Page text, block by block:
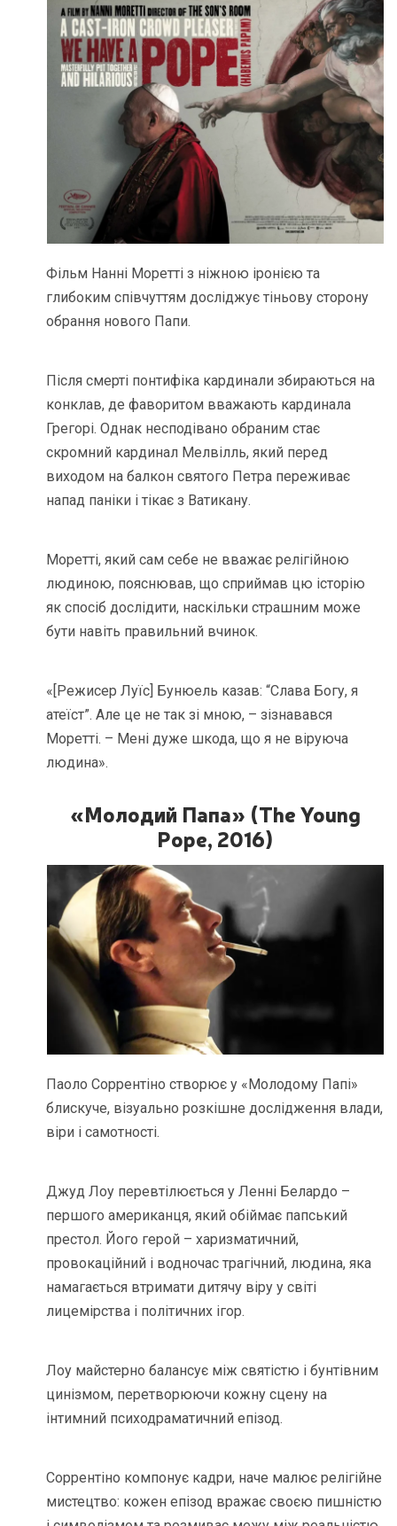
Фільм Нанні Моретті з ніжною іронією та
глибоким співчуттям досліджує тіньову сторону
обрання нового Папи.
Після смерті понтифіка кардинали збираються на
конклав, де фаворитом вважають кардинала
Грегорі. Однак несподівано обраним стає
скромний кардинал Мелвілль, який перед
виходом на балкон святого Петра переживає
напад паніки і тікає з Ватикану.
Моретті, який сам себе не вважає релігійною
людиною, пояснював, що сприймав цю історію
як спосіб дослідити, наскільки страшним може
бути навіть правильний вчинок.
«[Режисер Луїс] Бунюель казав: “Слава Богу, я
атеїст”. Але це не так зі мною, – зізнавався
Моретті. – Мені дуже шкода, що я не віруюча
людина».
«Молодий Папа» (The Young
Pope, 2016)
Паоло Соррентіно створює у «Молодому Папі»
блискуче, візуально розкішне дослідження влади,
віри і самотності.
Джуд Лоу перевтілюється у Ленні Белардо –
першого американця, який обіймає папський
престол. Його герой – харизматичний,
провокаційний і водночас трагічний, людина, яка
намагається втримати дитячу віру у світі
лицемірства і політичних ігор.
Лоу майстерно балансує між святістю і бунтівним
цинізмом, перетворюючи кожну сцену на
інтимний психодраматичний епізод.
Соррентіно компонує кадри, наче малює релігійне
мистецтво: кожен епізод вражає своєю пишністю